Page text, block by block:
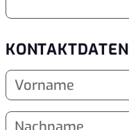
KONTAKTDATEN